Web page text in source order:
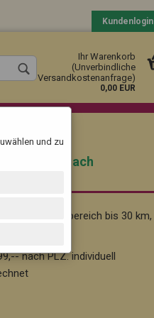
Kundenlogin
Ihr Warenkorb
(Unverbindliche
Versandkostenanfrage)
0,00 EUR
nach
59,-- im Nahbereich bis 30 km,
nach PLZ. individuell
und zu